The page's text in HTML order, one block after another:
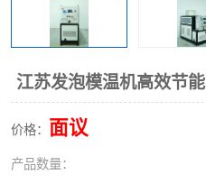
江苏发泡模温机高效节能
价格： 面议
产品数量：